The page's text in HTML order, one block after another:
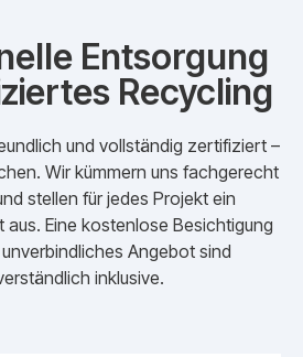
Entsorgung
Recycling
und vollständig zertifiziert –
Wir kümmern uns fachgerecht
stellen für jedes Projekt ein
Eine kostenlose Besichtigung
Angebot sind
inklusive.